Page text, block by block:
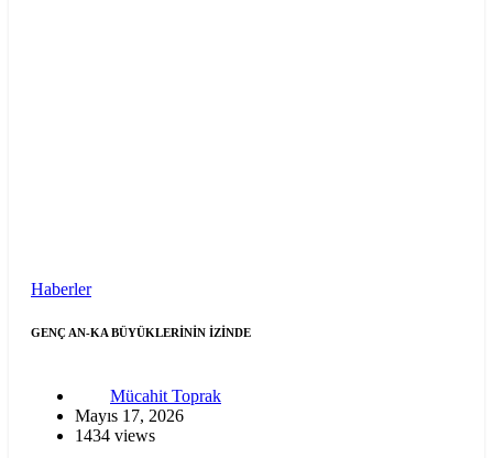
Haberler
GENÇ AN-KA BÜYÜKLERİNİN İZİNDE
Mücahit Toprak
Mayıs 17, 2026
1434 views